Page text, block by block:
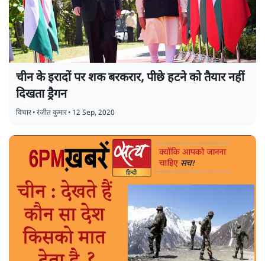
चीन के इरादों पर शक बरकरार, पीछे हटने को तैयार नहीं
दिखता ड्रैगन
विचार•रंजीत कुमार• 12 Sep, 2020